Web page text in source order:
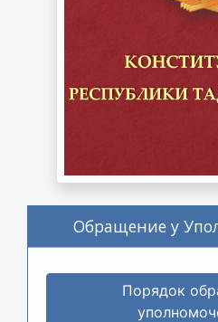
Обращение у
Порядок